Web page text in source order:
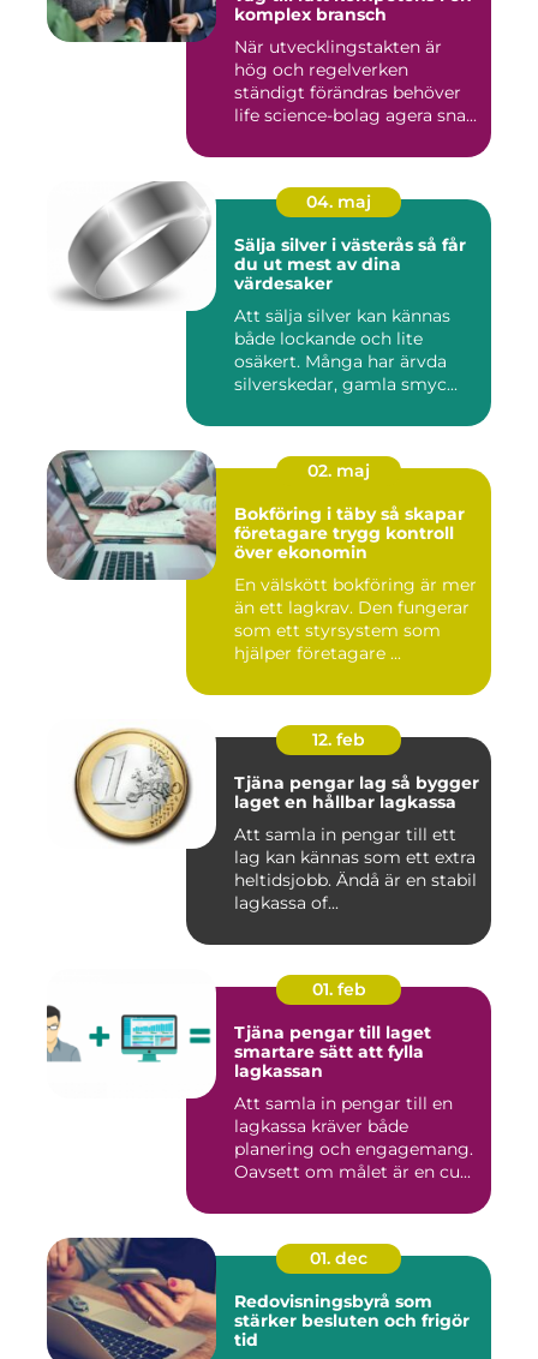
komplex bransch
När utvecklingstakten är
hög och regelverken
ständigt förändras behöver
life science-bolag agera sna...
04. maj
Sälja silver i västerås så får
du ut mest av dina
värdesaker
Att sälja silver kan kännas
både lockande och lite
osäkert. Många har ärvda
silverskedar, gamla smyc...
02. maj
Bokföring i täby så skapar
företagare trygg kontroll
över ekonomin
En välskött bokföring är mer
än ett lagkrav. Den fungerar
som ett styrsystem som
hjälper företagare ...
12. feb
Tjäna pengar lag så bygger
laget en hållbar lagkassa
Att samla in pengar till ett
lag kan kännas som ett extra
heltidsjobb. Ändå är en stabil
lagkassa of...
01. feb
Tjäna pengar till laget
smartare sätt att fylla
lagkassan
Att samla in pengar till en
lagkassa kräver både
planering och engagemang.
Oavsett om målet är en cu...
01. dec
Redovisningsbyrå som
stärker besluten och frigör
tid